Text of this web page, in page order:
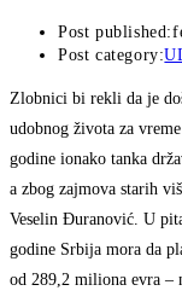
Post published:
Post category:
Zlobnici bi rekli da je
udobnog života za
godine ionako tanka
a zbog zajmova starih
Veselin Đuranović. U
godine Srbija mora da
od 289,2 miliona evra –